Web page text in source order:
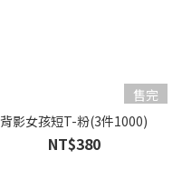
售完
背影女孩短T-粉(3件1000)
NT$380